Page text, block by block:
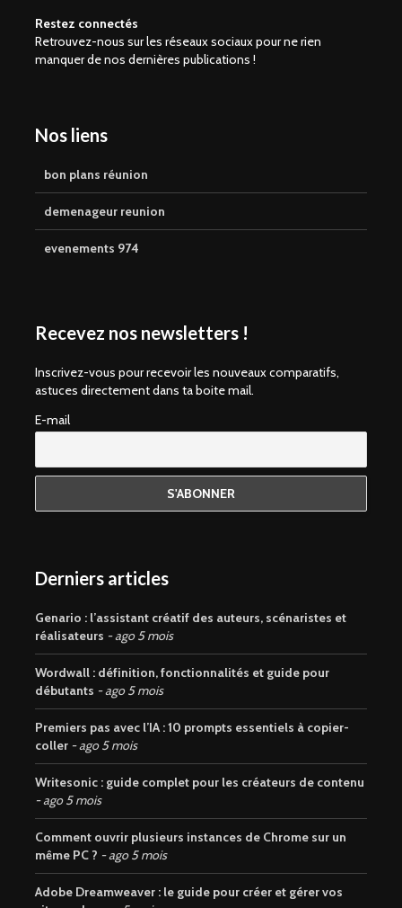
Restez connectés
Retrouvez-nous sur les réseaux sociaux pour ne rien
manquer de nos dernières publications !
Nos liens
bon plans réunion
demenageur reunion
evenements 974
Recevez nos newsletters !
Inscrivez-vous pour recevoir les nouveaux comparatifs,
astuces directement dans ta boite mail.
E-mail
Derniers articles
Genario : l’assistant créatif des auteurs, scénaristes et
réalisateurs
ago 5 mois
Wordwall : définition, fonctionnalités et guide pour
débutants
ago 5 mois
Premiers pas avec l’IA : 10 prompts essentiels à copier-
coller
ago 5 mois
Writesonic : guide complet pour les créateurs de contenu
ago 5 mois
Comment ouvrir plusieurs instances de Chrome sur un
même PC ?
ago 5 mois
Adobe Dreamweaver : le guide pour créer et gérer vos